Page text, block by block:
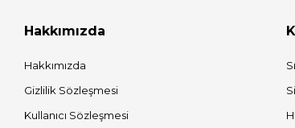
Hakkımızda
Hakkımızda
Gizlilik Sözleşmesi
Kullanıcı Sözleşmesi